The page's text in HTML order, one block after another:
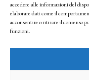
accedere alle informazioni del
elaborare dati come il
acconsentire o ritirare il consenso
funzioni.
Facendo clic per iscriverti,
seguendo la nostra Privacy Policy
© 2025 Istituto Matteucci. All right
l’autorizzazione scritta dei